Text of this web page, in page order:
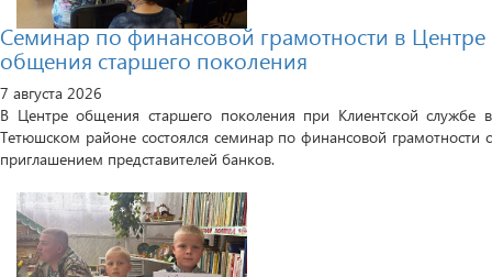
Семинар по финансовой грамотности в Центре
общения старшего поколения
7 августа 2026
В Центре общения старшего поколения при Клиентской службе в
Тетюшском районе состоялся семинар по финансовой грамотности с
приглашением представителей банков.